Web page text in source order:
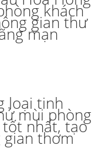
khách
gian thư
mạn
loại tinh
mùi phòng
tốt nhất, tạo
gian thơm